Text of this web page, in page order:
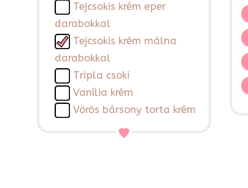
Tejcsokis krém eper
darabokkal
Tejcsokis krém málna
darabokkal
Tripla csoki
Vanília krém
Vörös bársony torta krém